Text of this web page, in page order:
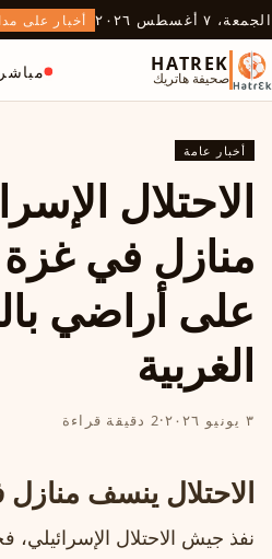
الجمعة، ٧ أغسطس ٢٠٢٦ أخبار على
HATREK
صحيفة هاتريك مباشر
أخبار عامة
الاحتلال
منازل في
على أراضي
الغربية
٣ يونيو ٢٠٢٦ ·2 دقيقة قراءة
الاحتلال ينسف
نفذ جيش الاحتلال